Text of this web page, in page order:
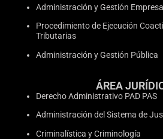
Administración y Gestión
Procedimiento de Ejecución
Tributarias
Administración y Gestión Pública
ÁREA
Derecho Administrativo PAD PAS
Administración del Sistema de
Criminalística y Criminología